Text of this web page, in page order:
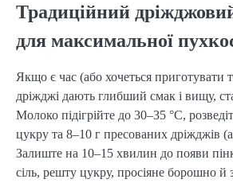
Традиційний
для максимальної
Якщо є час (або хочеться приготувати
дріжджі дають глибший смак і вищу,
Молоко підігрійте до 30–35 °C,
цукру та 8–10 г пресованих дріжджів
Залиште на 10–15 хвилин до появи
сіль, решту цукру, просіяне борошно й